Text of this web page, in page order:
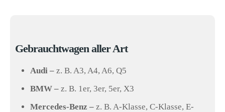
Gebrauchtwagen aller Art
Audi – z. B. A3, A4, A6, Q5
BMW – z. B. 1er, 3er, 5er, X3
Mercedes-Benz – z. B. A-Klasse, C-Klasse, E-